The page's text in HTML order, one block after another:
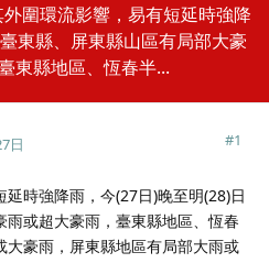
外圍環流影響，易有短延時強降
東縣、屏東縣山區有局部大豪
東縣地區、恆春半...
日 #1
時強降雨，今(27日)晚至明(28)日
或超大豪雨，臺東縣地區、恆春
豪雨，屏東縣地區有局部大雨或